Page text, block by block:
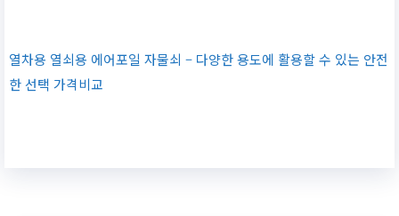
열차용 열쇠용 에어포일 자물쇠 – 다양한 용도에 활용할 수 있는 안전
한 선택 가격비교